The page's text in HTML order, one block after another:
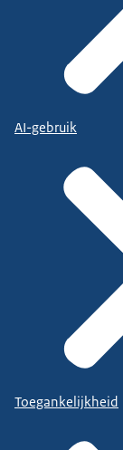
AI-gebruik
Toegankelijkheid